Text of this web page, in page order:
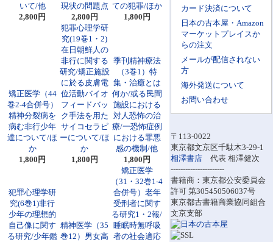
カード決済について
日本の古本屋・Amazon
マーケットプレイスか
らの注文
メールが配信されない
方
海外発送について
お問い合わせ
〒113-0022
東京都文京区千駄木3-29-1
相澤書店 代表 相澤健次
----------------------
書籍商：東京都公安委員会
許可 第305450506037号
東京都古書籍商業協同組合
文京支部
いて/他
2,800円
現状の問題点
2,800円
ての犯罪/ほか
1,800円
矯正医学（44
巻2-4合併号）
精神分裂病を
病む非行少年
達について/ほ
か
1,800円
犯罪心理学研
究(19巻1・2)
在日朝鮮人の
非行に関する
研究/矯正施設
に於る皮膚電
位活動バイオ
フィードバッ
ク手法を用た
サイコセラピ
ーについて/ほ
か
1,800円
季刊精神療法
（3巻1）特
集・治癒とは
何か/或る民間
施設における
対人恐怖の治
療/一恐怖症例
における罪悪
感の機制/他
1,800円
犯罪心理学研
究(6巻1)非行
少年の理想的
自己像に関す
る研究/少年鑑
精神医学（35
巻12）男女高
矯正医学
（31・32巻1-4
合併号）老年
受刑者に関す
る研究1・2報/
睡眠時無呼吸
者の社会適応